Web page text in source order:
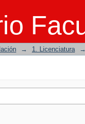
→ 1. Licenciatura